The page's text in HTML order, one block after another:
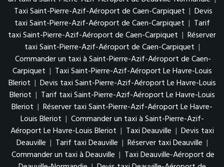
Taxi Saint-Pierre-Azif-Aéroport de Caen-Carpiquet | Devis
taxi Saint-Pierre-Azif-Aéroport de Caen-Carpiquet | Tarif
taxi Saint-Pierre-Azif-Aéroport de Caen-Carpiquet | Réserver
taxi Saint-Pierre-Azif-Aéroport de Caen-Carpiquet |
Commander un taxi à Saint-Pierre-Azif-Aéroport de Caen-
Carpiquet | Taxi Saint-Pierre-Azif-Aéroport Le Havre-Louis
Bleriot | Devis taxi Saint-Pierre-Azif-Aéroport Le Havre-Louis
Bleriot | Tarif taxi Saint-Pierre-Azif-Aéroport Le Havre-Louis
Bleriot | Réserver taxi Saint-Pierre-Azif-Aéroport Le Havre-
Louis Bleriot | Commander un taxi à Saint-Pierre-Azif-
Aéroport Le Havre-Louis Bleriot | Taxi Deauville | Devis taxi
Deauville | Tarif taxi Deauville | Réserver taxi Deauville |
Commander un taxi à Deauville | Taxi Deauville-Aéroport de